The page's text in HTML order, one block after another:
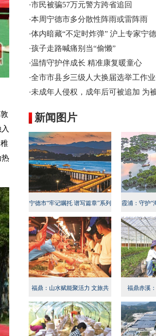
热
·市民被骗57万元警方跨省追回
·本周宁德市多分散性阵雨或雷阵雨
·体内暗藏“不定时炸弹” 沪上专家宁
·孩子走路喊痛别当“偷懒”
·温情守护伴成长 精准康复暖童心
·全市市县乡三级人大换届选举工作
·未成年人侵权，成年后可被追加 为
新闻图片
宁德市“牢记嘱托 谱写篇章”系列
新闻发布会民生专项行动专场召
开
霞浦：守护“
福鼎：山水赋能聚活力 文旅共
兴启新程
福鼎赤溪